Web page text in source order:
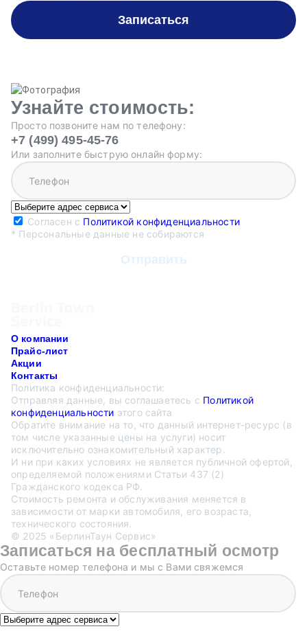
Записаться
Узнайте стоимость:
Просто позвоните нам по телефону:
+7 (499) 495-45-76
Или заполните быструю онлайн форму:
Согласен с Политикой конфиденциальности
* Персональные данные не собираются
О компании
Прайс-лист
Акции
Контакты
Политика конфиденциальности:
Отправляя данные, вы соглашаетесь с Политикой
конфиденциальности этого сайта
Обратите внимание на то, что данный интернет-ресурс (в
том числе указанные цены на услуги) носит
исключительно ознакомительный характер.
И ни при каких условиях не является публичной офертой,
определяемой положениями Статьи 437 (2)
Гражданского кодекса РФ.
Стоимость ремонта и обслуживания меняется в
зависимости от марки автомобиля, его возраста,
технического состояния.
© 2025 «БерлинТаун Сервис»
Записаться на бесплатный осмотр
Оставьте номер телефона и мы с Вами свяжемся